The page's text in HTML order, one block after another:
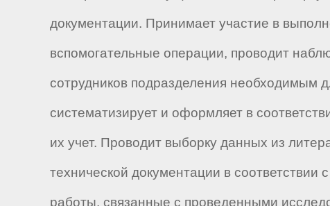
документации. Принимает участие в
вспомогательные операции, проводит
сотрудников подразделения необходимым
систематизирует и оформляет в
их учет. Проводит выборку данных из
технической документации в
работы, связанные с проведенными